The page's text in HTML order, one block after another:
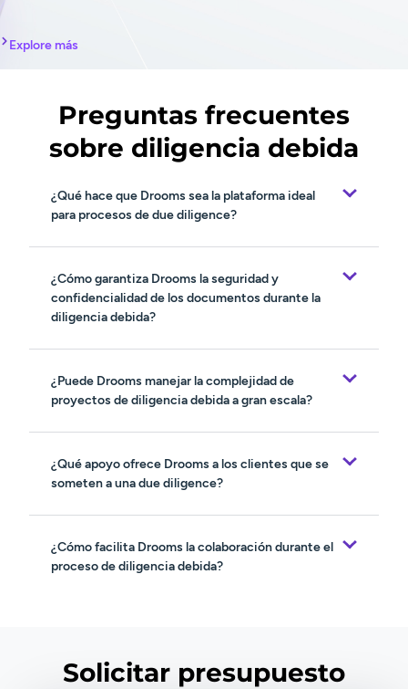
Explore más
Preguntas frecuentes
sobre diligencia debida
¿Qué hace que Drooms sea la plataforma ideal
para procesos de due diligence?
¿Cómo garantiza Drooms la seguridad y
confidencialidad de los documentos durante la
diligencia debida?
¿Puede Drooms manejar la complejidad de
proyectos de diligencia debida a gran escala?
¿Qué apoyo ofrece Drooms a los clientes que se
someten a una due diligence?
¿Cómo facilita Drooms la colaboración durante el
proceso de diligencia debida?
Solicitar presupuesto